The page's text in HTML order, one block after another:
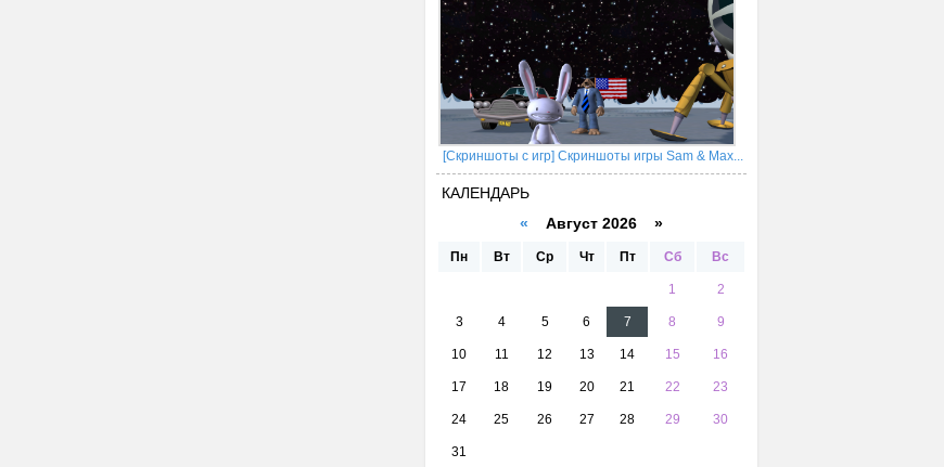
[Скриншоты с игр] Скриншоты игры Sam & Max...
КАЛЕНДАРЬ
« Август 2026 »
Пн Вт Ср Чт Пт Сб Вс
1 2
3 4 5 6 7 8 9
10 11 12 13 14 15 16
17 18 19 20 21 22 23
24 25 26 27 28 29 30
31